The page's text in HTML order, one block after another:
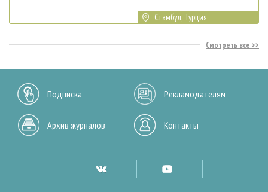
Стамбул, Турция
Смотреть все
Подписка Рекламодателям
Архив журналов Контакты